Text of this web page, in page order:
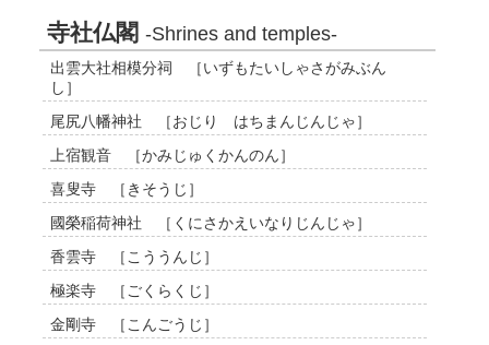
寺社仏閣-Shrines and temples-
出雲大社相模分祠 ［いずもたいしゃさがみぶん
し］
尾尻八幡神社 ［おじり はちまんじんじゃ］
上宿観音 ［かみじゅくかんのん］
喜叟寺 ［きそうじ］
國榮稲荷神社 ［くにさかえいなりじんじゃ］
香雲寺 ［こううんじ］
極楽寺 ［ごくらくじ］
金剛寺 ［こんごうじ］